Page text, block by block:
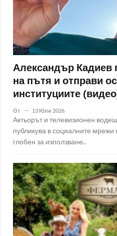
Александър Кадиев
на пътя и отправи
институциите
От 13 Юли 2026
Актьорът и телевизионен
публикува в социалните мрежи
глобен за използване..